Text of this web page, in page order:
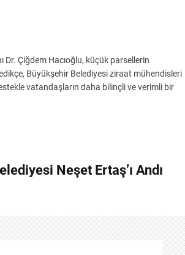
Dr. Çiğdem Hacıoğlu, küçük parsellerin
Büyükşehir Belediyesi ziraat mühendisleri
vatandaşların daha bilinçli ve verimli bir
Neşet Ertaş’ı Andı